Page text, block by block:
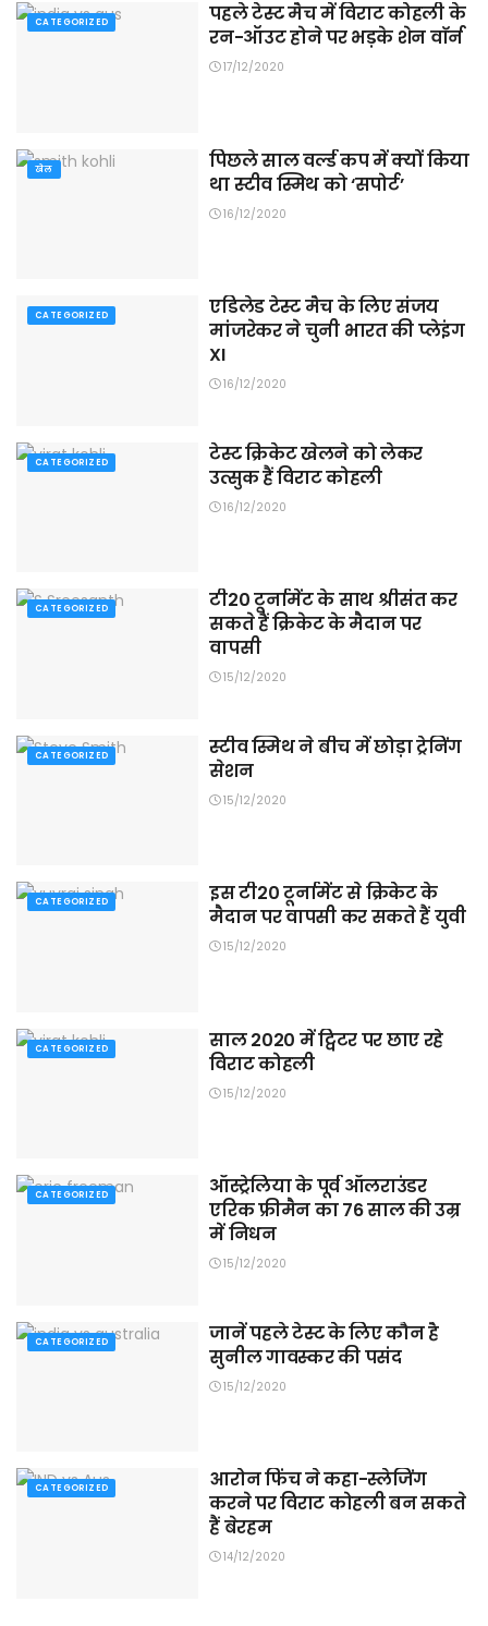
CATEGORIZED
पहले टेस्ट मैच में विराट कोहली के
रन-ऑउट होने पर भड़के शेन वाॅर्न
17/12/2020
खेल
पिछले साल वर्ल्ड कप में क्यों किया
था स्टीव स्मिथ को ‘सपोर्ट’
16/12/2020
CATEGORIZED
एडिलेड टेस्ट मैच के लिए संजय
मांजरेकर ने चुनी भारत की प्लेइंग
XI
16/12/2020
CATEGORIZED
टेस्ट क्रिकेट खेलने को लेकर
उत्सुक हैं विराट कोहली
16/12/2020
CATEGORIZED
टी20 टूर्नामेंट के साथ श्रीसंत कर
सकते हैं क्रिकेट के मैदान पर
वापसी
15/12/2020
CATEGORIZED
स्टीव स्मिथ ने बीच में छोड़ा ट्रेनिंग
सेशन
15/12/2020
CATEGORIZED
इस टी20 टूर्नामेंट से क्रिकेट के
मैदान पर वापसी कर सकते हैं युवी
15/12/2020
CATEGORIZED
साल 2020 में ट्विटर पर छाए रहे
विराट कोहली
15/12/2020
CATEGORIZED
ऑस्ट्रेलिया के पूर्व ऑलराउंडर
एरिक फ्रीमैन का 76 साल की उम्र
में निधन
15/12/2020
CATEGORIZED
जानें पहले टेस्ट के लिए कौन है
सुनील गावस्कर की पसंद
15/12/2020
CATEGORIZED
आरोन फिंच ने कहा-स्लेजिंग
करने पर विराट कोहली बन सकते
हैं बेरहम
14/12/2020